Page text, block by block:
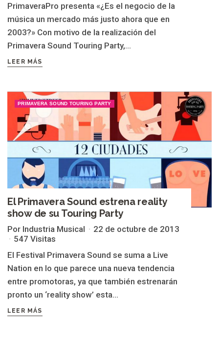
PrimaveraPro presenta «¿Es el negocio de la
música un mercado más justo ahora que en
2003?» Con motivo de la realización del
Primavera Sound Touring Party,...
LEER MÁS
PRIMAVERA SOUND TOURING PARTY
El Primavera Sound estrena reality
show de su Touring Party
Por Industria Musical
22 de octubre de 2013
547 Visitas
El Festival Primavera Sound se suma a Live
Nation en lo que parece una nueva tendencia
entre promotoras, ya que también estrenarán
pronto un ‘reality show’ esta...
LEER MÁS